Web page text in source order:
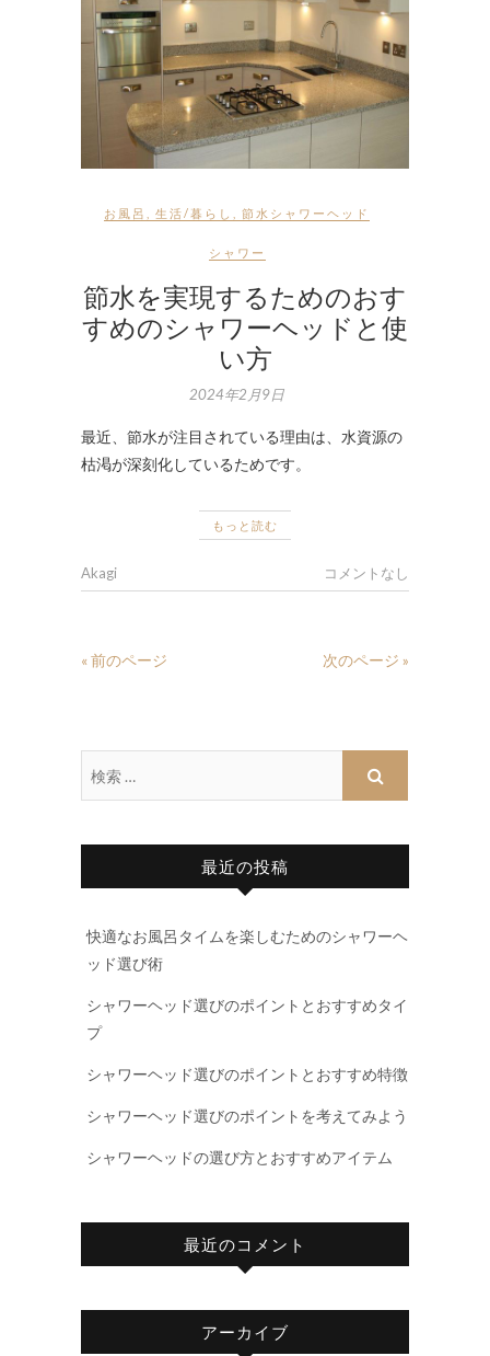
お風呂 生活/暮らし 節水シャワーヘッド
シャワー
節水を実現するためのおす
すめのシャワーヘッドと使
い方
2024年2月9日
最近、節水が注目されている理由は、水資源の
枯渇が深刻化しているためです。
もっと読む
Akagi コメントなし
« 前のページ 次のページ »
最近の投稿
快適なお風呂タイムを楽しむためのシャワーヘ
ッド選び術
シャワーヘッド選びのポイントとおすすめタイ
プ
シャワーヘッド選びのポイントとおすすめ特徴
シャワーヘッド選びのポイントを考えてみよう
シャワーヘッドの選び方とおすすめアイテム
最近のコメント
アーカイブ